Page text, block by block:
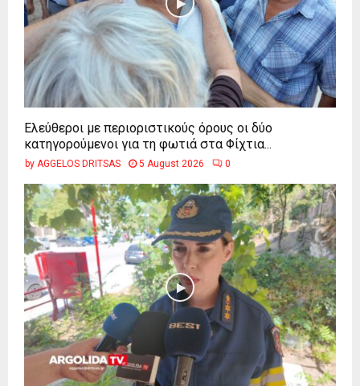
Ελεύθεροι με περιοριστικούς όρους οι δύο
κατηγορούμενοι για τη φωτιά στα Φίχτια...
by AGGELOS DRITSAS 5 August 2026 0